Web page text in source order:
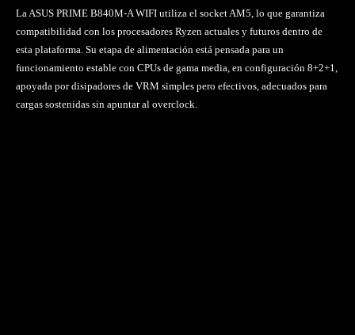
La ASUS PRIME B840M-A WIFI utiliza el socket AM5, lo que garantiza
compatibilidad con los procesadores Ryzen actuales y futuros dentro de
esta plataforma. Su etapa de alimentación está pensada para un
funcionamiento estable con CPUs de gama media, en configuración 8+2+1,
apoyada por disipadores de VRM simples pero efectivos, adecuados para
cargas sostenidas sin apuntar al overclock.